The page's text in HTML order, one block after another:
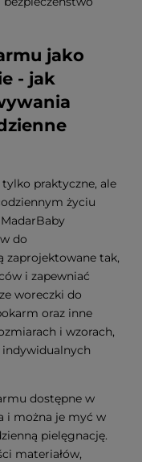
jako
- jak
praktyczne, ale
życiu
do
zaprojektowane tak,
i zapewniać
woreczki do
oraz inne
i wzorach,
indywidualnych
dostępne w
i można je myć w
pielęgnację.
materiałów,